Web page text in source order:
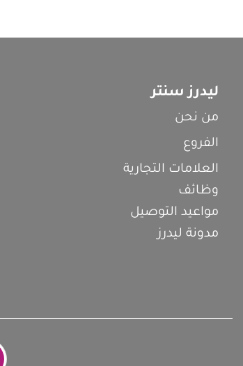
ليدرز سنتر
من نحن
الفروع
العلامات التجارية
وظائف
مواعيد التوصيل
مدونة ليدرز